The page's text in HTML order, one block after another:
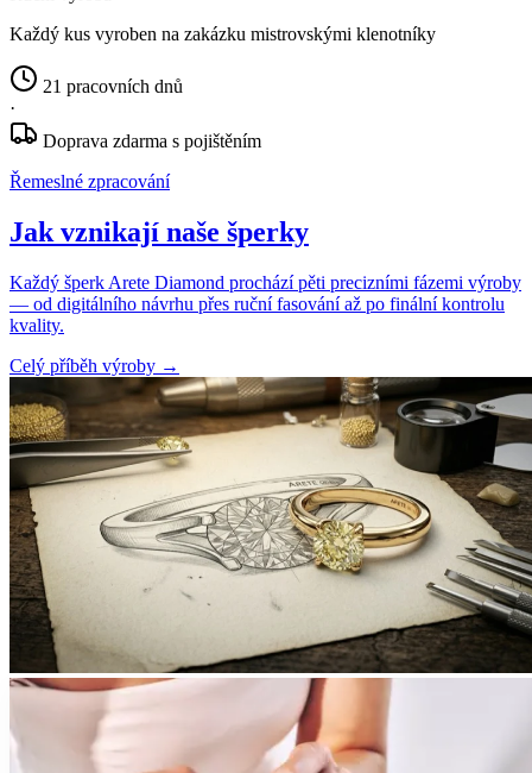
Každý kus vyroben na zakázku mistrovskými klenotníky
21 pracovních dnů
·
Doprava zdarma s pojištěním
Řemeslné zpracování
Jak vznikají naše šperky
Každý šperk Arete Diamond prochází pěti precizními fázemi výroby
— od digitálního návrhu přes ruční fasování až po finální kontrolu
kvality.
Celý příběh výroby →